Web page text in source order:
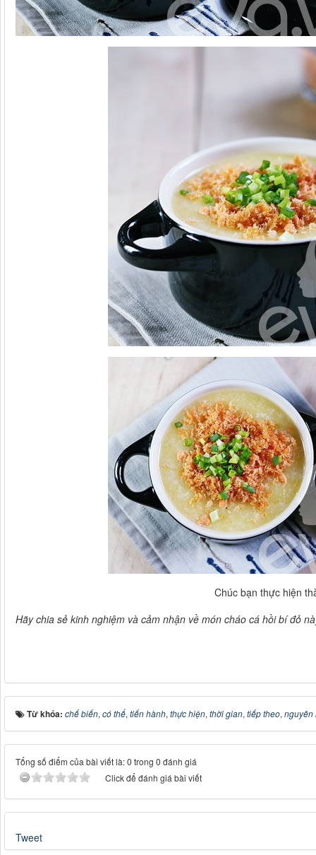
Chúc bạn thực hiện
Hãy chia sẻ kinh nghiệm và cảm nhận về món cháo cá hồi bí đỏ
Từ khóa: chế biến,có thể,tiến hành,thực hiện,thời gian,tiếp theo,nguyên
Tổng số điểm của bài viết là: 0 trong 0 đánh giá
Click để đánh giá bài viết
Tweet